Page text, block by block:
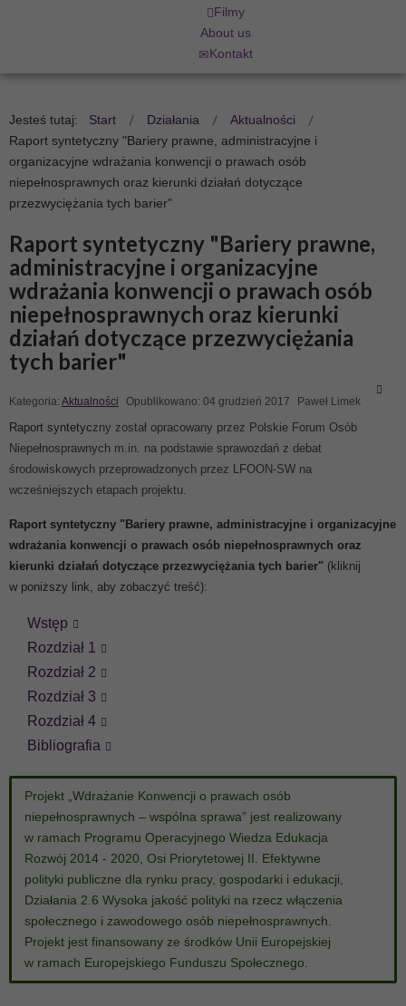
Filmy
About us
Kontakt
Jesteś tutaj: Start Działania
Aktualności
Raport syntetyczny "Bariery prawne, administracyjne i
organizacyjne wdrażania konwencji o prawach osób
niepełnosprawnych oraz kierunki działań dotyczące
przezwyciężania tych barier"
Raport syntetyczny "Bariery prawne,
administracyjne i organizacyjne
wdrażania konwencji o prawach osób
niepełnosprawnych oraz kierunki
działań dotyczące przezwyciężania
tych barier"
Kategoria: Aktualności Opublikowano: 04 grudzień 2017 Paweł Limek
Raport syntetyczny został opracowany przez Polskie Forum Osób
Niepełnosprawnych m.in. na podstawie sprawozdań z debat
środowiskowych przeprowadzonych przez LFOON-SW na
wcześniejszych etapach projektu.
Raport syntetyczny "Bariery prawne, administracyjne i organizacyjne
wdrażania konwencji o prawach osób niepełnosprawnych oraz
kierunki działań dotyczące przezwyciężania tych barier" (kliknij
w poniższy link, aby zobaczyć treść):
Wstęp
Rozdział 1
Rozdział 2
Rozdział 3
Rozdział 4
Bibliografia
Projekt „Wdrażanie Konwencji o prawach osób
niepełnosprawnych – wspólna sprawa” jest realizowany
w ramach Programu Operacyjnego Wiedza Edukacja
Rozwój 2014 - 2020, Osi Priorytetowej II. Efektywne
polityki publiczne dla rynku pracy, gospodarki i edukacji,
Działania 2.6 Wysoka jakość polityki na rzecz włączenia
społecznego i zawodowego osób niepełnosprawnych.
Projekt jest finansowany ze środków Unii Europejskiej
w ramach Europejskiego Funduszu Społecznego.